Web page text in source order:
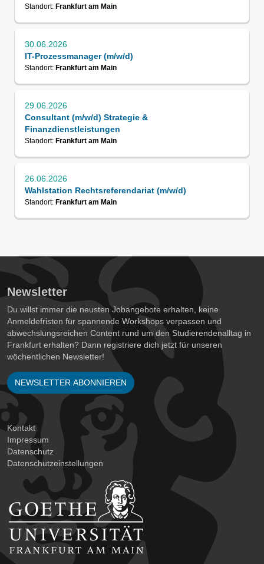
Standort: Frankfurt am Main
30.06.2026
IT-Prozessmanager (m/w/d)
Standort: Frankfurt am Main
29.06.2026
Consultant (m/w/d) Strategie &
Finanzdienstleistungen
Standort: Frankfurt am Main
26.06.2026
Wahlstation Rechtsreferendariat (m/w/d)
Standort: Frankfurt am Main
Newsletter
Du willst immer die neusten Jobangebote erhalten, keine
Anmeldefristen für spannende Workshops verpassen und
abwechslungsreichen Content rund um den Studierendenalltag in
Frankfurt erhalten? Dann registriere dich jetzt für unseren
wöchentlichen Newsletter!
NEWSLETTER ABONNIEREN
Kontakt
Impressum
Datenschutz
Datenschutzeinstellungen